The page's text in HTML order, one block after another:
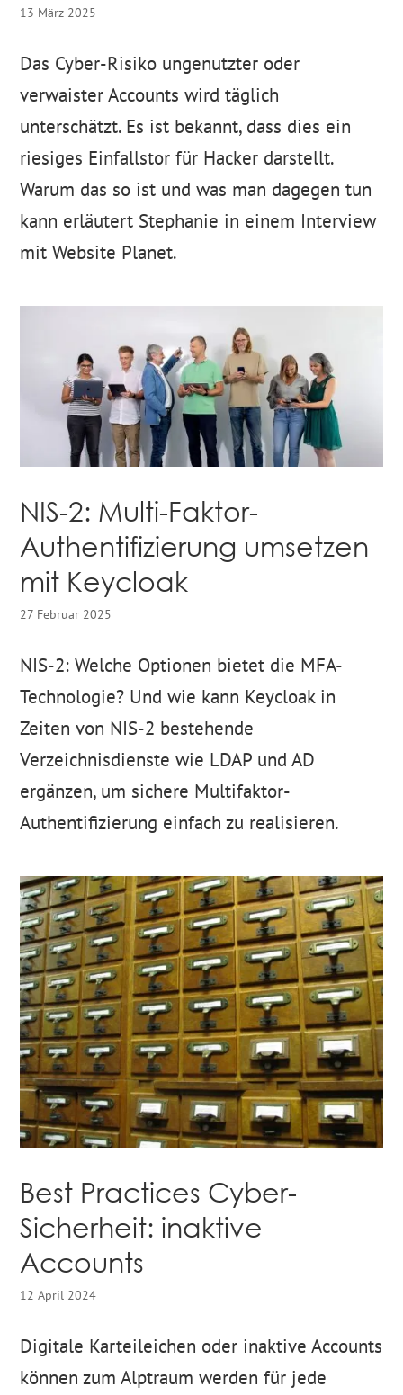
13 März 2025
Das Cyber-Risiko ungenutzter oder
verwaister Accounts wird täglich
unterschätzt. Es ist bekannt, dass dies ein
riesiges Einfallstor für Hacker darstellt.
Warum das so ist und was man dagegen tun
kann erläutert Stephanie in einem Interview
mit Website Planet.
NIS-2: Multi-Faktor-
Authentifizierung umsetzen
mit Keycloak
27 Februar 2025
NIS-2: Welche Optionen bietet die MFA-
Technologie? Und wie kann Keycloak in
Zeiten von NIS-2 bestehende
Verzeichnisdienste wie LDAP und AD
ergänzen, um sichere Multifaktor-
Authentifizierung einfach zu realisieren.
Best Practices Cyber-
Sicherheit: inaktive
Accounts
12 April 2024
Digitale Karteileichen oder inaktive Accounts
können zum Alptraum werden für jede